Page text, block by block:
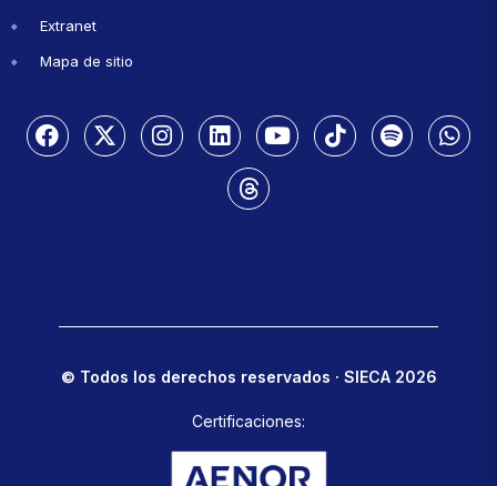
Extranet
Mapa de sitio
© Todos los derechos reservados · SIECA 2026
Certificaciones: